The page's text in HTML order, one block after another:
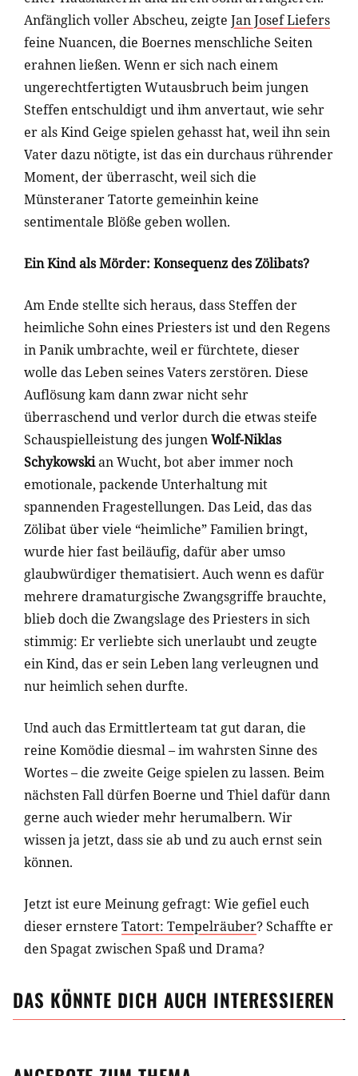
Anfänglich voller Abscheu, zeigte Jan Josef Liefers
feine Nuancen, die Boernes menschliche Seiten
erahnen ließen. Wenn er sich nach einem
ungerechtfertigten Wutausbruch beim jungen
Steffen entschuldigt und ihm anvertaut, wie sehr
er als Kind Geige spielen gehasst hat, weil ihn sein
Vater dazu nötigte, ist das ein durchaus rührender
Moment, der überrascht, weil sich die
Münsteraner Tatorte gemeinhin keine
sentimentale Blöße geben wollen.
Ein Kind als Mörder: Konsequenz des Zölibats?
Am Ende stellte sich heraus, dass Steffen der
heimliche Sohn eines Priesters ist und den Regens
in Panik umbrachte, weil er fürchtete, dieser
wolle das Leben seines Vaters zerstören. Diese
Auflösung kam dann zwar nicht sehr
überraschend und verlor durch die etwas steife
Schauspielleistung des jungenWolf-Niklas
Schykowskian Wucht, bot aber immer noch
emotionale, packende Unterhaltung mit
spannenden Fragestellungen. Das Leid, das das
Zölibat über viele “heimliche” Familien bringt,
wurde hier fast beiläufig, dafür aber umso
glaubwürdiger thematisiert. Auch wenn es dafür
mehrere dramaturgische Zwangsgriffe brauchte,
blieb doch die Zwangslage des Priesters in sich
stimmig: Er verliebte sich unerlaubt und zeugte
ein Kind, das er sein Leben lang verleugnen und
nur heimlich sehen durfte.
Und auch das Ermittlerteam tat gut daran, die
reine Komödie diesmal – im wahrsten Sinne des
Wortes – die zweite Geige spielen zu lassen. Beim
nächsten Fall dürfen Boerne und Thiel dafür dann
gerne auch wieder mehr herumalbern. Wir
wissen ja jetzt, dass sie ab und zu auch ernst sein
können.
Jetzt ist eure Meinung gefragt: Wie gefiel euch
dieser ernstere Tatort: Tempelräuber? Schaffte er
den Spagat zwischen Spaß und Drama?
DAS KÖNNTE DICH AUCH INTERESSIEREN